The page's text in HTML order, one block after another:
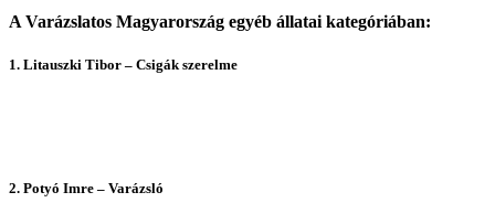
A Varázslatos Magyarország egyéb állatai kategóriában:
1. Litauszki Tibor – Csigák szerelme
2. Potyó Imre – Varázsló